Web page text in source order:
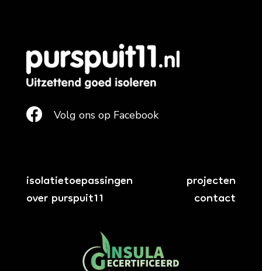
 Volg ons op Facebook
isolatietoepassingen projecten
over purspuit11 contact